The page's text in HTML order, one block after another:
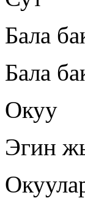
Бала
Бала
Окуу
Эгин